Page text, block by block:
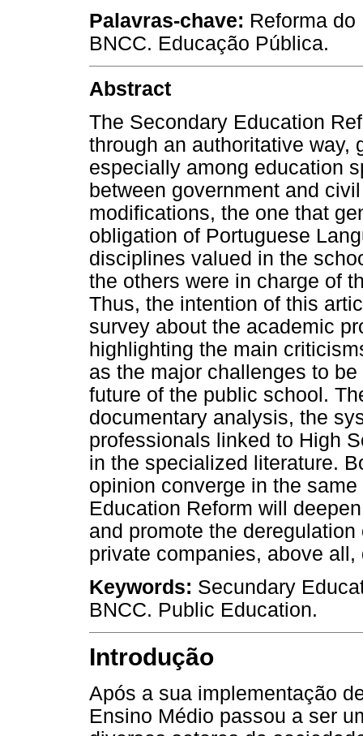
Palavras-chave: Reforma do
BNCC. Educação Pública.
Abstract
The Secondary Education
through an authoritative way,
especially among education
between government and
modifications, the one that
obligation of Portuguese
disciplines valued in the
the others were in charge of
Thus, the intention of this
survey about the academic
highlighting the main
as the major challenges to
future of the public school.
documentary analysis, the
professionals linked to High
in the specialized literature.
opinion converge in the
Education Reform will
and promote the
private companies, above
Keywords: Secundary
BNCC. Public Education.
Introdução
Após a sua implementação
Ensino Médio passou a ser